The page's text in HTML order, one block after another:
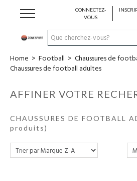
CONNECTEZ-
VOUS
Running & Trail
Padel
Tennis
Home > Football > Chaussures de
Chaussures de football adultes
AFFINER VOTRE
CHAUSSURES DE FOOTBALL
produits)